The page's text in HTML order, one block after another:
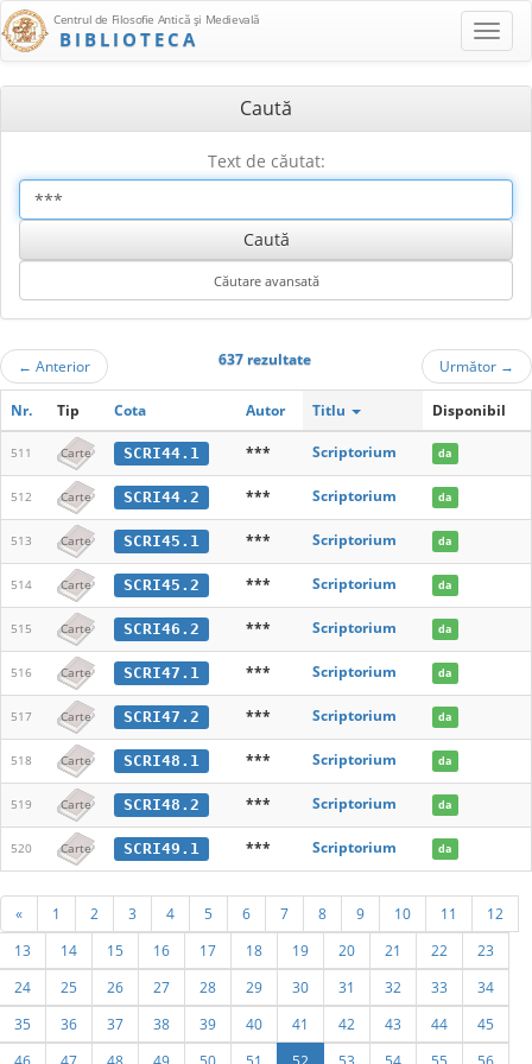
Centrul de Filosofie Antică şi Medievală
BIBLIOTECA
Caută
Text de căutat:
← Anterior 637 rezultate Următor →
Nr. Tip Cota Autor Titlu Disponibil
511 Carte SCRI44.1 *** Scriptorium da
512 Carte SCRI44.2 *** Scriptorium da
513 Carte SCRI45.1 *** Scriptorium da
514 Carte SCRI45.2 *** Scriptorium da
515 Carte SCRI46.2 *** Scriptorium da
516 Carte SCRI47.1 *** Scriptorium da
517 Carte SCRI47.2 *** Scriptorium da
518 Carte SCRI48.1 *** Scriptorium da
519 Carte SCRI48.2 *** Scriptorium da
520 Carte SCRI49.1 *** Scriptorium da
« 1 2 3 4 5 6 7 8 9 10 11
12
13
14 15 16 17 18 19 20 21 22
23
24
25 26 27 28 29 30 31 32 33
34
35
36 37 38 39 40 41 42 43 44
45